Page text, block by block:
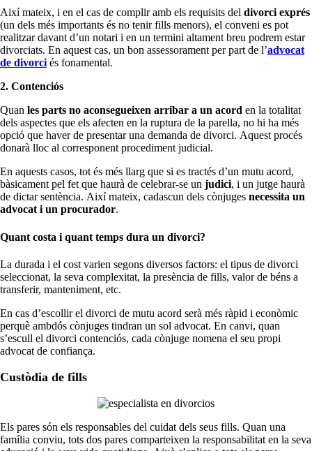
Així mateix, i en el cas de complir amb els requisits del divorci exprés
(un dels més importants és no tenir fills menors), el conveni es pot
realitzar davant d’un notari i en un termini altament breu podrem estar
divorciats. En aquest cas, un bon assessorament per part de l’advocat
de divorciés fonamental.
2. Contenciós
Quan les parts no aconsegueixen arribar a un acord en la totalitat
dels aspectes que els afecten en la ruptura de la parella, no hi ha més
opció que haver de presentar una demanda de divorci. Aquest procés
donarà lloc al corresponent procediment judicial.
En aquests casos, tot és més llarg que si es tractés d’un mutu acord,
bàsicament pel fet que haurà de celebrar-se un judici, i un jutge haurà
de dictar sentència. Així mateix, cadascun dels cònjuges necessita un
advocat i un procurador.
Quant costa i quant temps dura un divorci?
La durada i el cost varien segons diversos factors: el tipus de divorci
seleccionat, la seva complexitat, la presència de fills, valor de béns a
transferir, manteniment, etc.
En cas d’escollir el divorci de mutu acord serà més ràpid i econòmic
perquè ambdós cònjuges tindran un sol advocat. En canvi, quan
s’escull el divorci contenciós, cada cònjuge nomena el seu propi
advocat de confiança.
Custòdia de fills
Els pares són els responsables del cuidat dels seus fills. Quan una
família conviu, tots dos pares comparteixen la responsabilitat en la seva